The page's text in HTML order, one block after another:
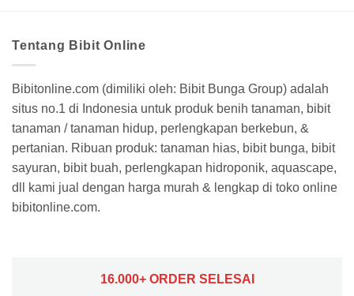
Tentang Bibit Online
Bibitonline.com (dimiliki oleh: Bibit Bunga Group) adalah
situs no.1 di Indonesia untuk produk benih tanaman, bibit
tanaman / tanaman hidup, perlengkapan berkebun, &
pertanian. Ribuan produk: tanaman hias, bibit bunga, bibit
sayuran, bibit buah, perlengkapan hidroponik, aquascape,
dll kami jual dengan harga murah & lengkap di toko online
bibitonline.com.
16.000+ ORDER SELESAI